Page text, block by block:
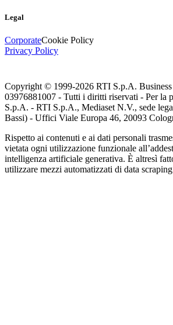
Legal
CorporateCookie Policy
Privacy Policy
Copyright © 1999-2026 RTI S.p.A.
03976881007 - Tutti i diritti riservati - Per la
S.p.A. - RTI S.p.A., Mediaset N.V., sede
Bassi) - Uffici Viale Europa 46, 20093
Rispetto ai contenuti e ai dati personali
vietata ogni utilizzazione funzionale
intelligenza artificiale generativa. È altresì
utilizzare mezzi automatizzati di data